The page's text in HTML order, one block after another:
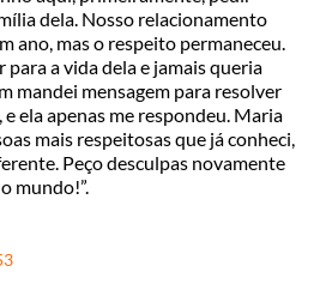
dela. Nosso relacionamento
ano, mas o respeito permaneceu.
para a vida dela e jamais queria
mandei mensagem para resolver
ela apenas me respondeu. Maria
mais respeitosas que já conheci,
Peço desculpas novamente
mundo!”.